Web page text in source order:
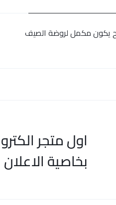
رح يكون مكمل لروضة الصيف
اول متجر
بخاصية